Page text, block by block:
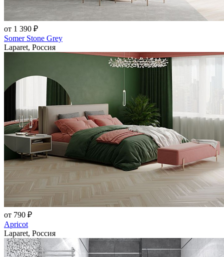
от 1 390 ₽
Somer Stone Grey
Laparet, Россия
от 790 ₽
Apricot
Laparet, Россия